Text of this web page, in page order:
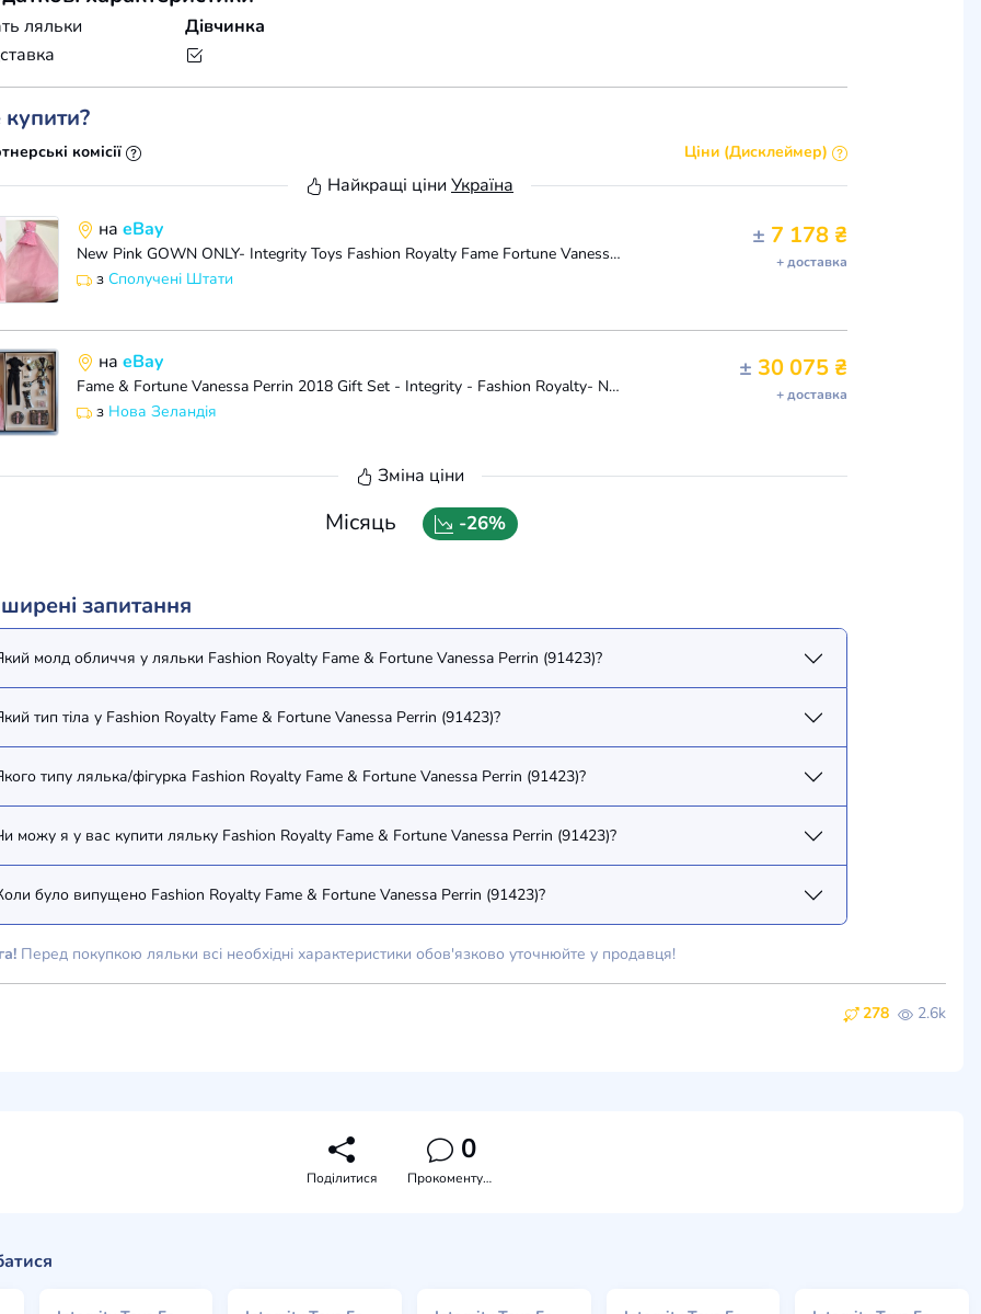
ляльки
Дівчинка
комісії Ціни (Дисклеймер)
Найкращі ціни Україна
на eBay
New Pink GOWN ONLY- Integrity Toys Fashion Royalty Fame Fortune Vanessa Perrin
з Сполучені Штати
± 7 178 ₴
+ доставка
на eBay
Fame & Fortune Vanessa Perrin 2018 Gift Set - Integrity - Fashion Royalty- NRFB
з Нова Зеландія
± 30 075 ₴
+ доставка
Зміна ціни
Місяць -26%
запитання
молд обличчя у ляльки Fashion Royalty Fame & Fortune Vanessa Perrin (91423)?
тип тіла у Fashion Royalty Fame & Fortune Vanessa Perrin (91423)?
типу лялька/фігурка Fashion Royalty Fame & Fortune Vanessa Perrin (91423)?
можу я у вас купити ляльку Fashion Royalty Fame & Fortune Vanessa Perrin (91423)?
було випущено Fashion Royalty Fame & Fortune Vanessa Perrin (91423)?
Перед покупкою ляльки всі необхідні характеристики обов'язково уточнюйте у продавця!
278 2.6k
Поділитися
0
Прокоментувати